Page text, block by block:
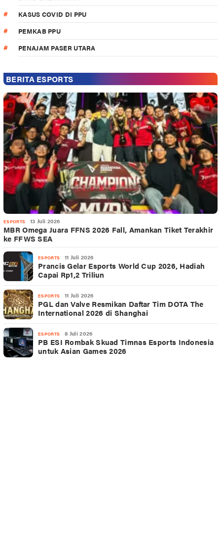
KASUS COVID DI PPU
PEMKAB PPU
PENAJAM PASER UTARA
BERITA ESPORTS
ESPORTS 13 Juli 2026
MBR Omega Juara FFNS 2026 Fall, Amankan Tiket Terakhir
ke FFWS SEA
ESPORTS 11 Juli 2026
Prancis Gelar Esports World Cup 2026, Hadiah
Capai Rp1,2 Triliun
ESPORTS 11 Juli 2026
PGL dan Valve Resmikan Daftar Tim DOTA The
International 2026 di Shanghai
ESPORTS 8 Juli 2026
PB ESI Rombak Skuad Timnas Esports Indonesia
untuk Asian Games 2026